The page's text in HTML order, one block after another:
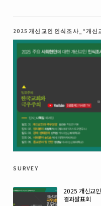
2025 개신교인 인식조사_“개신
survey
2025 개신교
결과발표회